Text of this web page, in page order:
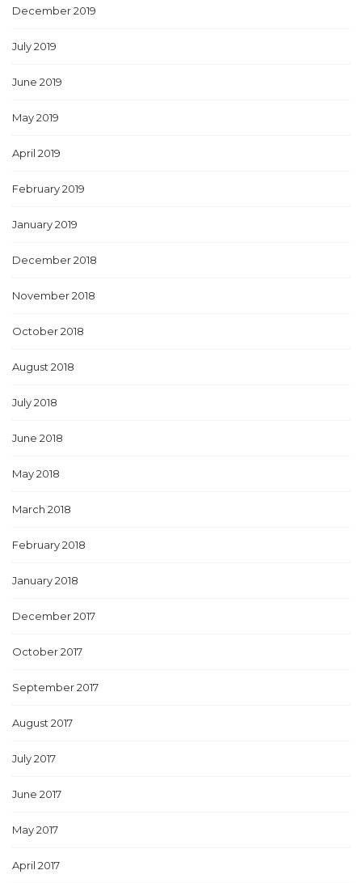
December 2019
July 2019
June 2019
May 2019
April 2019
February 2019
January 2019
December 2018
November 2018
October 2018
August 2018
July 2018
June 2018
May 2018
March 2018
February 2018
January 2018
December 2017
October 2017
September 2017
August 2017
July 2017
June 2017
May 2017
April 2017